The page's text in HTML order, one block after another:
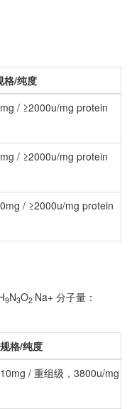
格/纯度
/ ≥2000u/mg protein
/ ≥2000u/mg protein
/ ≥2000u/mg protein
9N3O2
.Na+ 分子量：
规格/纯度
10mg / 重组级，3800u/mg